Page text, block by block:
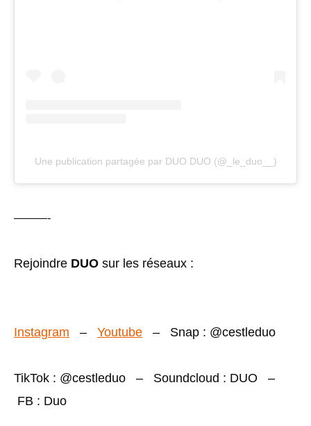
Une publication partagée par DUO DUO (@_le_duo__)
———-
Rejoindre DUO sur les réseaux :
Instagram – Youtube – Snap : @cestleduo
TikTok : @cestleduo – Soundcloud : DUO –
FB : Duo